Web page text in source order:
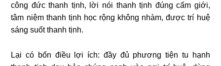
công đức thanh tịnh, lời nói thanh tịnh đúng cấm giới,
tâm niệm thanh tịnh học rộng không nhàm, được trí huệ
sáng suốt thanh tịnh.
Lại có bốn điều lợi ích: đầy đủ phương tiện tu hạnh